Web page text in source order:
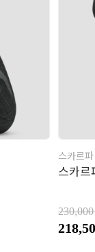
스카르파
스카